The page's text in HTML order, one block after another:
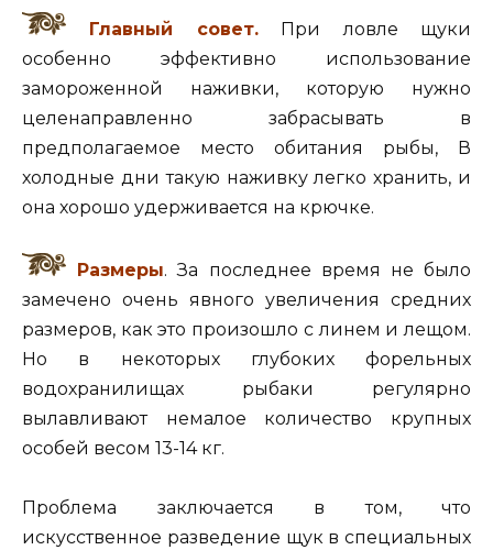
Главный совет.
При ловле щуки
особенно эффективно использование
замороженной наживки, которую нужно
целенаправленно забрасывать в
предполагаемое место обитания рыбы, В
холодные дни такую наживку легко хранить, и
она хорошо удерживается на крючке.
Размеры. За последнее время не было
замечено очень явного увеличения средних
размеров, как это произошло с линем и лещом.
Но в некоторых глубоких форельных
водохранилищах рыбаки регулярно
вылавливают немалое количество крупных
особей весом 13-14 кг.
Проблема заключается в том, что
искусственное разведение щук в специальных